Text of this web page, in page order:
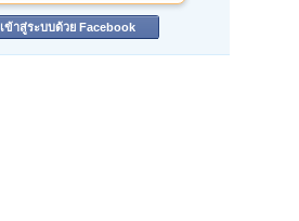
เข้าสู่ระบบด้วย Facebook